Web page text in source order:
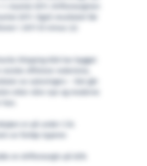
2011. Også resultatet før
i 2011 til minus 3,5
Shipping ASA har bygget
offshore-rederiene,
av satsningen: – Det går
etter våre nye og moderne
er på under 3 år.
av fartøy-typene:
en driftsmargin på 62%